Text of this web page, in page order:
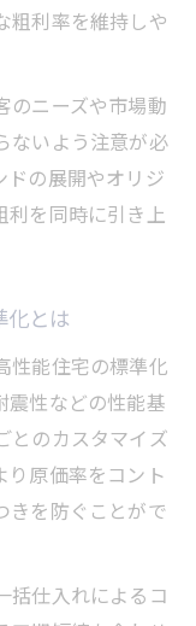
粗利率を維持しや
のニーズや市場動
ないよう注意が必
ドの展開やオリジ
利を同時に引き上
化とは
性能住宅の標準化
震性などの性能基
とのカスタマイズ
り原価率をコント
きを防ぐことがで
括仕入れによるコ